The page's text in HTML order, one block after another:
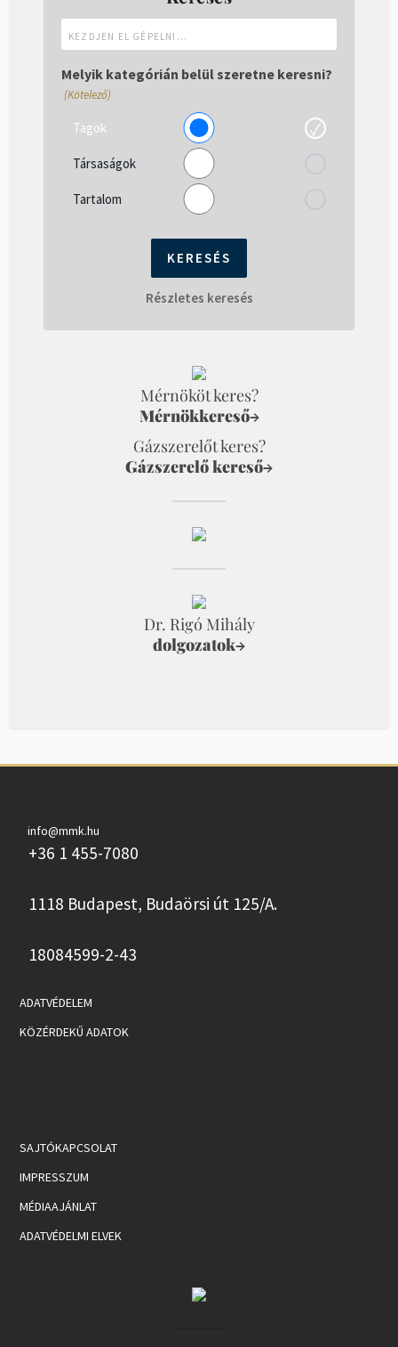
el
gépelni...
Melyik kategórián belül szeretne keresni?
(Kötelező)
Tagok
Társaságok
Tartalom
Részletes keresés
Mérnököt keres?
Mérnökkereső→
Gázszerelőt keres?
Gázszerelő kereső→
Dr. Rigó Mihály
dolgozatok→
info@mmk.hu
+36 1 455-7080
1118 Budapest, Budaörsi út 125/A.
18084599-2-43
ADATVÉDELEM
KÖZÉRDEKŰ ADATOK
SAJTÓKAPCSOLAT
IMPRESSZUM
MÉDIAAJÁNLAT
ADATVÉDELMI ELVEK